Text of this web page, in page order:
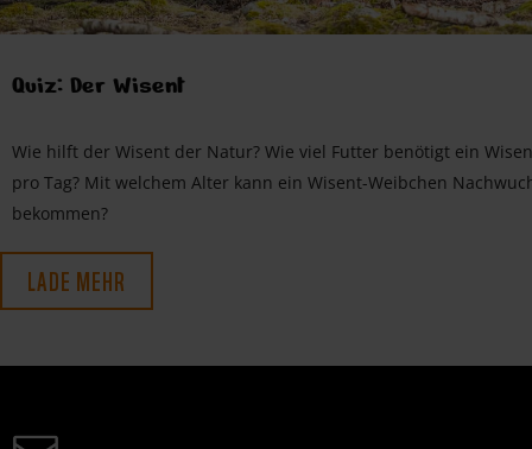
Quiz: Der Wisent
Wie hilft der Wisent der Natur? Wie viel Futter benötigt ein
pro Tag? Mit welchem Alter kann ein Wisent-Weibchen
bekommen?
LADE MEHR